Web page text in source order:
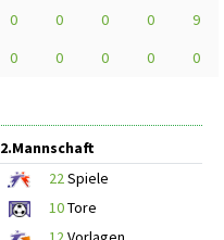
0 0 0 0
9
0 0 0 0 0
2.Mannschaft
22Spiele
10Tore